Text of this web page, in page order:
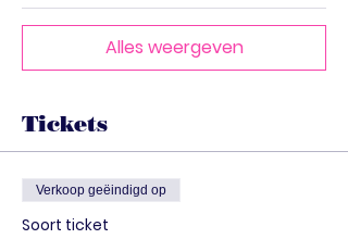
Alles weergeven
Tickets
Verkoop geëindigd op
Soort ticket